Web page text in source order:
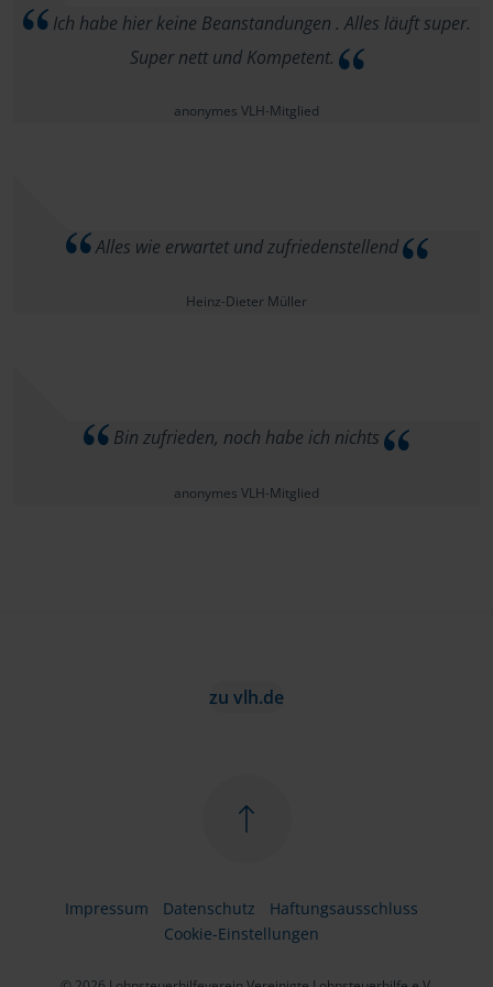
Ich habe hier keine Beanstandungen . Alles läuft super.
Super nett und Kompetent.
anonymes VLH-Mitglied
Alles wie erwartet und zufriedenstellend
Heinz-Dieter Müller
Bin zufrieden, noch habe ich nichts
anonymes VLH-Mitglied
zu vlh.de
Impressum Datenschutz
Haftungsausschluss
Cookie-Einstellungen